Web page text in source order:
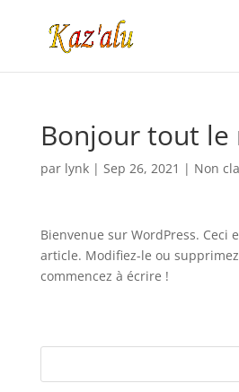
Bonjour tout le
par lynk| Sep 26, 2021 | Non
Bienvenue sur WordPress. Ceci
article. Modifiez-le ou
commencez à écrire !